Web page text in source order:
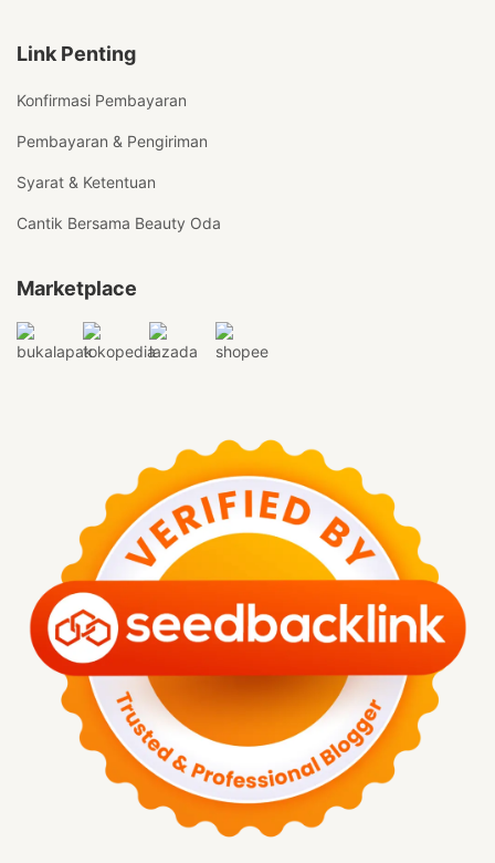
Link Penting
Konfirmasi Pembayaran
Pembayaran & Pengiriman
Syarat & Ketentuan
Cantik Bersama Beauty Oda
Marketplace